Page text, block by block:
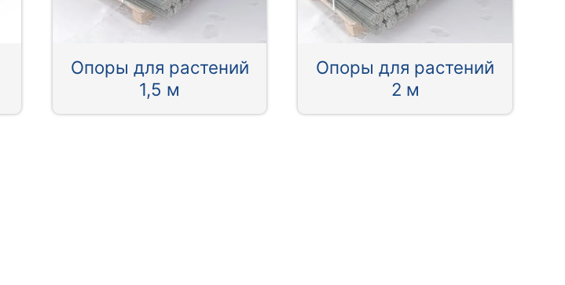
Опоры для растений
1,5 м
Опоры для растений
2 м